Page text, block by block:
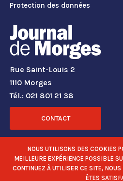
Protection des données
Rue Saint-Louis 2
1110 Morges
Tél.: 021 801 21 38
CONTACT
RÉSEAUX SOCIAUX
NOUS UTILISONS DES COOKIES
MEILLEURE EXPÉRIENCE POSSIBLE
CONTINUEZ À UTILISER CE SITE, NOUS
ÊTES